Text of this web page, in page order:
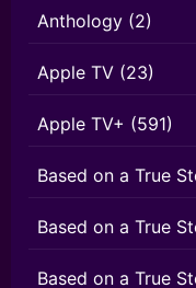
Anthology (2)
Apple TV (23)
Apple TV+ (591)
Based on a True
Based on a True
Based on a True